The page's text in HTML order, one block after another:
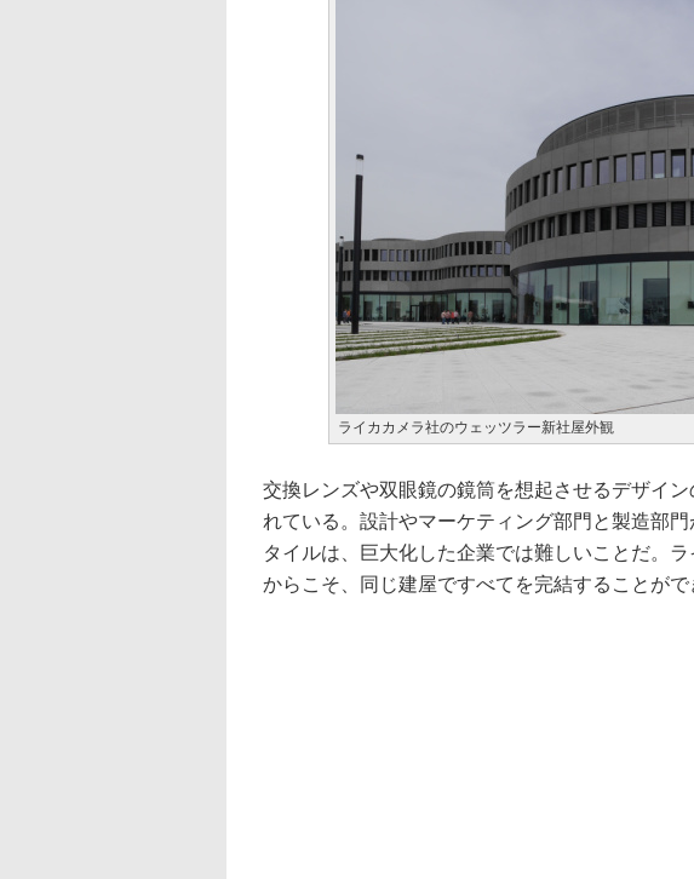
ライカカメラ社のウェッツラー新社屋外観
交換レンズや双眼鏡の鏡筒を想起させるデザイ
れている。設計やマーケティング部門と製造部
タイルは、巨大化した企業では難しいことだ。
からこそ、同じ建屋ですべてを完結することがで